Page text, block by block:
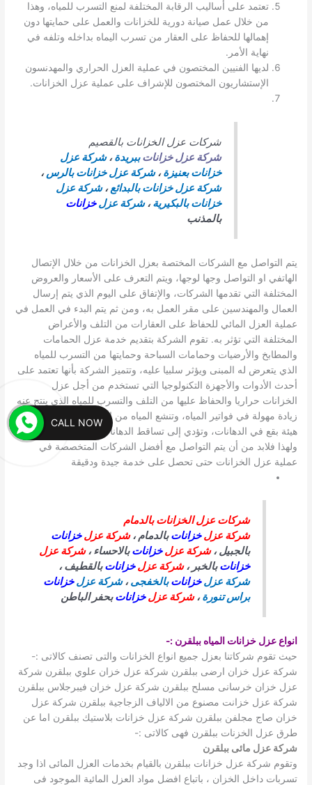
تعتمد على أساليب الرقابة المختلفة لمنع التسرب للمياه، وهذا
من خلال عمل صيانة دورية للخزانات والعمل على حمايتها دون
إهمالها للحفاظ على العقار من تسرب اليماه بداخله وتلفه في
نهاية الأمر.
لديها الفنيين المختصون في عملية العزل الحراري والمهدنسون
الإستشاريون المختصون للإشراف على عملية عزل الخزانات.
شركات عزل الخزانات بالقصيم
شركة عزل خزاناتببريدة،شركة عزل
خزانات بعنيزة،شركة عزل خزانات بالرس،
شركة عزل خزانات بالبدائع،شركة عزل
خزانات بالبكيرية،شركة عزلخزانات
بالمذنب
يتم التواصل مع الشركات المختصة بعزل الخزانات من خلال الإتصال
الهاتفي او التواصل وجها لوجها، ويتم التعرف على الأسعار والعروض
المختلفة التي تقدمها الشركات، والإتفاق على اليوم الذي يتم إرسال
العمال والمهندسين على مقر العمل به، ومن ثم يتم البدء في العمل في
عملية العزل المائي للحفاظ على العقارات من التلف والأعراض
المختلفة التي تؤثر به. تقوم الشركة بتقديم خدمة عزل الحمامات
والمطابخ والأرضيات وحمامات السباحة وحمايتها من التسرب للمياه
الذي يتعرض له المبنى ويؤثر سلبيا عليه، وتتميز الشركة بأنها تعتمد على
أحدث الأدوات والأجهزة التكنولوجيا التي تستخدم من أجل عزل
الخزانات حراريا والحفاظ عليها من التلف والتسرب للمياه الذي ينتج عنه
زيادة مهولة في فواتير المياه، وتنشع المياه من الحوائط وتظهر على
هيئة بقع في الدهانات، وتؤدي إلى تساقط الدهانات بعد فترة بسيطة،
ولهذا فلابد من أن يتم التواصل مع أفضل الشركات المتخصصة في
عملية عزل الخزانات حتى تحصل على خدمة جيدة ودقيقة
شركات عزل الخزانات بالدمام
شركة عزلخزاناتبالدمام ،شركة عزلخزانات
بالجبيل ،شركة عزلخزاناتبالاحساء ،شركة عزل
خزاناتبالخبر ،شركة عزلخزاناتبالقطيف ،
شركة عزلخزاناتبالخفجى،شركة عزلخزانات
براس تنورة،شركة عزلخزاناتبحفر الباطن
انواع عزل خزانات المياه ببلقرن :-
حيث تقوم شركاتنا بعزل جميع انواع الخزانات والتى تصنف كالاتى :-
شركة عزل خزان ارضى ببلقرن شركة عزل خزان علوي ببلقرن شركة
عزل خزان خرسانى مسلح ببلقرن شركة عزل خزان فيبرجلاس ببلقرن
شركة عزل خزانت مصنوع من الالياف الزجاجية ببلقرن شركة عزل
خزان صاج مجلفن ببلقرن شركة عزل خزانات بلاستيك ببلقرن اما عن
طرق عزل الخزنات ببلقرن فهى كالاتى :-
شركة عزل مائى ببلقرن
وتقوم شركة عزل خزانات ببلقرن بالقيام بخدمات العزل المائى اذا وجد
تسربات داخل الخزان ، باتباع افضل مواد العزل المائية الموجود فى
CALL NOW